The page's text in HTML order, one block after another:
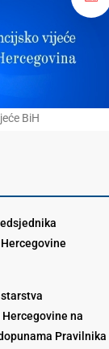
BiH
na
Pravilnika